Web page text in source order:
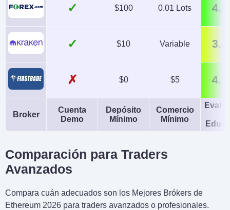
✓ $100 0.01 Lots 4.5
✓ $10 Variable 3.0
✗ $0 $5 4.0
Broker
Cuenta
Demo
Depósito
Mínimo
Comercio
Mínimo
Comparación para Traders
Avanzados
Compara cuán adecuados son los Mejores Brókers de
Ethereum 2026 para traders avanzados o profesionales.